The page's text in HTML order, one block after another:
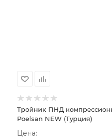
Тройник ПНД
Poelsan NEW (Турция)
Цена: